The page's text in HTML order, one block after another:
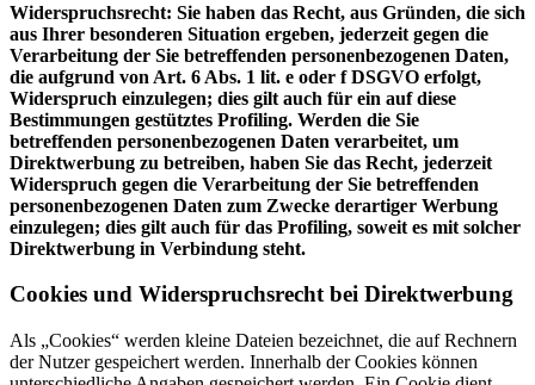
Widerspruchsrecht: Sie haben das Recht, aus Gründen, die sich
aus Ihrer besonderen Situation ergeben, jederzeit gegen die
Verarbeitung der Sie betreffenden personenbezogenen Daten,
die aufgrund von Art. 6 Abs. 1 lit. e oder f DSGVO erfolgt,
Widerspruch einzulegen; dies gilt auch für ein auf diese
Bestimmungen gestütztes Profiling. Werden die Sie
betreffenden personenbezogenen Daten verarbeitet, um
Direktwerbung zu betreiben, haben Sie das Recht, jederzeit
Widerspruch gegen die Verarbeitung der Sie betreffenden
personenbezogenen Daten zum Zwecke derartiger Werbung
einzulegen; dies gilt auch für das Profiling, soweit es mit solcher
Direktwerbung in Verbindung steht.
Cookies und Widerspruchsrecht bei Direktwerbung
Als „Cookies“ werden kleine Dateien bezeichnet, die auf Rechnern
der Nutzer gespeichert werden. Innerhalb der Cookies können